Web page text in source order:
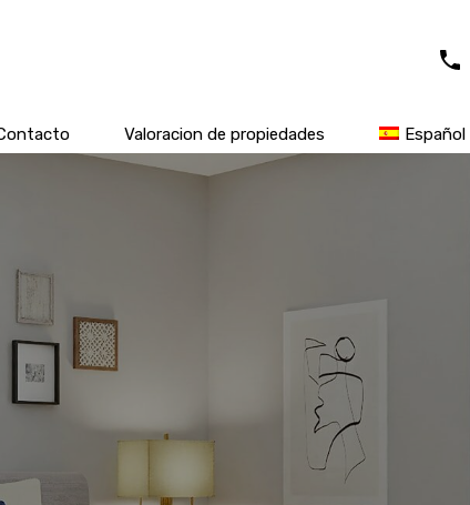
Valoracion de propiedades Español